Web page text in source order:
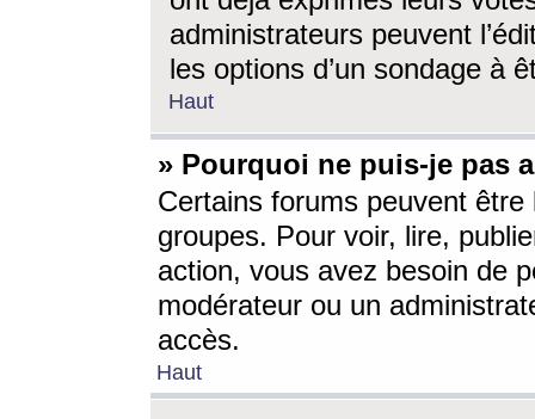
administrateurs peuvent
les options d’un sondage à
Haut
» Pourquoi ne puis-je pas
Certains forums peuvent être
groupes. Pour voir, lire,
action, vous avez besoin de
modérateur ou un
accès.
Haut